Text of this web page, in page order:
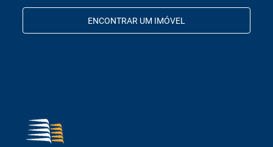
ENCONTRAR UM IMÓVEL